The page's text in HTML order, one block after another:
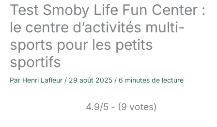
Test Smoby Life Fun Center :
le centre d’activités multi-
sports pour les petits
sportifs
Par Henri Lafleur / 29 août 2025 / 6 minutes de lecture
4.9/5 - (9 votes)